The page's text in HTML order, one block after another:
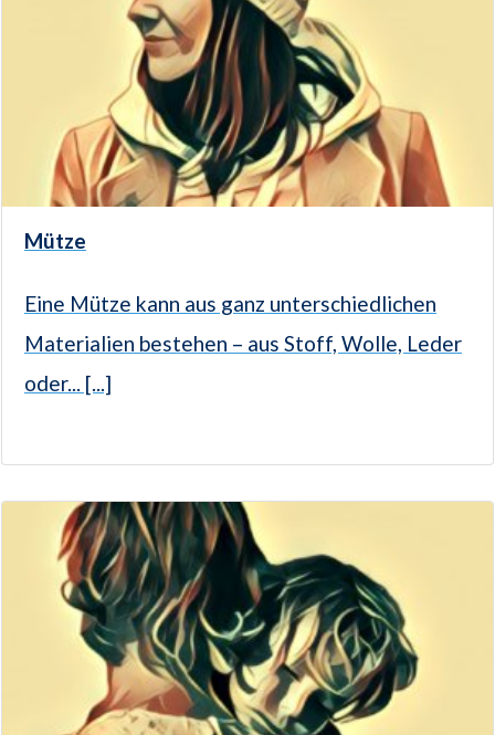
Mütze
Eine Mütze kann aus ganz unterschiedlichen
Materialien bestehen – aus Stoff, Wolle, Leder
oder... [...]